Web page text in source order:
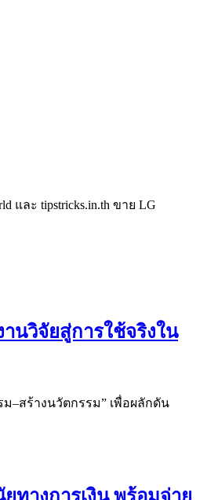
และ tipstricks.in.th ขาย LG
นวิจัยสู่การใช้จริงใน
–สร้างนวัตกรรม” เพื่อผลักดัน
ทางการเงิน พร้อมจ่าย